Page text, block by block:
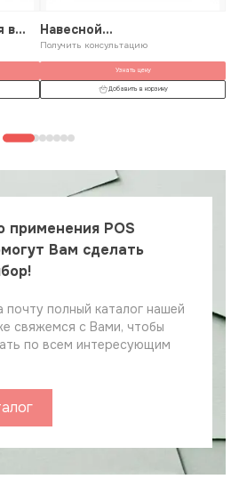
в
Навесной
ценникодержатель на
крючок
Получить консультацию
Узнать цену
Добавить в корзину
применения POS
Вам сделать
полный каталог нашей
свяжемся с Вами, чтобы
по всем интересующим